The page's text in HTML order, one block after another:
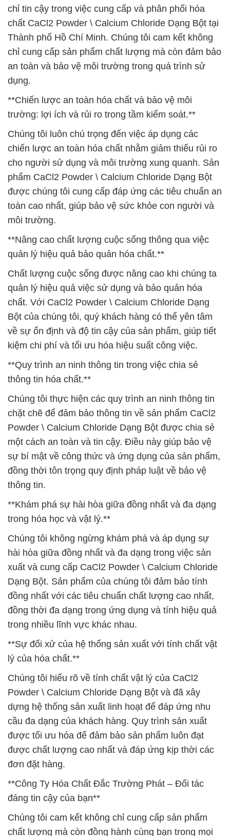
chỉ tin cậy trong việc cung cấp và phân phối hóa
chất CaCl2 Powder \ Calcium Chloride Dạng Bột tại
Thành phố Hồ Chí Minh. Chúng tôi cam kết không
chỉ cung cấp sản phẩm chất lượng mà còn đảm bảo
an toàn và bảo vệ môi trường trong quá trình sử
dụng.
**Chiến lược an toàn hóa chất và bảo vệ môi
trường: lợi ích và rủi ro trong tầm kiểm soát.**
Chúng tôi luôn chú trọng đến việc áp dụng các
chiến lược an toàn hóa chất nhằm giảm thiểu rủi ro
cho người sử dụng và môi trường xung quanh. Sản
phẩm CaCl2 Powder \ Calcium Chloride Dạng Bột
được chúng tôi cung cấp đáp ứng các tiêu chuẩn an
toàn cao nhất, giúp bảo vệ sức khỏe con người và
môi trường.
**Nâng cao chất lượng cuộc sống thông qua việc
quản lý hiệu quả bảo quản hóa chất.**
Chất lượng cuộc sống được nâng cao khi chúng ta
quản lý hiệu quả việc sử dụng và bảo quản hóa
chất. Với CaCl2 Powder \ Calcium Chloride Dạng
Bột của chúng tôi, quý khách hàng có thể yên tâm
về sự ổn định và độ tin cậy của sản phẩm, giúp tiết
kiệm chi phí và tối ưu hóa hiệu suất công việc.
**Quy trình an ninh thông tin trong việc chia sẻ
thông tin hóa chất.**
Chúng tôi thực hiện các quy trình an ninh thông tin
chặt chẽ để đảm bảo thông tin về sản phẩm CaCl2
Powder \ Calcium Chloride Dạng Bột được chia sẻ
một cách an toàn và tin cậy. Điều này giúp bảo vệ
sự bí mật về công thức và ứng dụng của sản phẩm,
đồng thời tôn trọng quy định pháp luật về bảo vệ
thông tin.
**Khám phá sự hài hòa giữa đồng nhất và đa dạng
trong hóa học và vật lý.**
Chúng tôi không ngừng khám phá và áp dụng sự
hài hòa giữa đồng nhất và đa dạng trong việc sản
xuất và cung cấp CaCl2 Powder \ Calcium Chloride
Dạng Bột. Sản phẩm của chúng tôi đảm bảo tính
đồng nhất với các tiêu chuẩn chất lượng cao nhất,
đồng thời đa dạng trong ứng dụng và tính hiệu quả
trong nhiều lĩnh vực khác nhau.
**Sự đối xử của hệ thống sản xuất với tính chất vật
lý của hóa chất.**
Chúng tôi hiểu rõ về tính chất vật lý của CaCl2
Powder \ Calcium Chloride Dạng Bột và đã xây
dựng hệ thống sản xuất linh hoạt để đáp ứng nhu
cầu đa dạng của khách hàng. Quy trình sản xuất
được tối ưu hóa để đảm bảo sản phẩm luôn đạt
được chất lượng cao nhất và đáp ứng kịp thời các
đơn đặt hàng.
**Công Ty Hóa Chất Đắc Trường Phát – Đối tác
đáng tin cậy của bạn**
Chúng tôi cam kết không chỉ cung cấp sản phẩm
chất lượng mà còn đồng hành cùng bạn trong mọi